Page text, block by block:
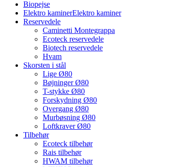
Biopejse
Elektro kaminerElektro kaminer
Reservedele
Caminetti Montegrappa
Ecoteck reservedele
Biotech reservedele
Hvam
Skorsten i stål
Lige Ø80
Bøjninger Ø80
T-stykke Ø80
Forskydning Ø80
Overgang Ø80
Murbøsning Ø80
Loftkraver Ø80
Tilbehør
Ecoteck tilbehør
Rais tilbehør
HWAM tilbehør